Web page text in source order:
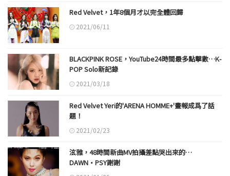
Red Velvet，1年8個月才以完全體回歸
2021/06/11
BLACKPINK ROSE，YouTube24時間最多點擊數…K-
POP Solo新記錄
2021/03/18
Red Velvet Yeri的'ARENA HOMME+'畫報成爲了話
題！
2021/02/23
泫雅，48時間新曲MV拍攝差點哭出來的…
DAWN·PSY謝謝